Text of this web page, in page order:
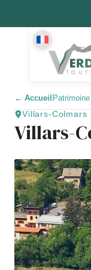
← Accueil
Villars-Colmars
Villars-